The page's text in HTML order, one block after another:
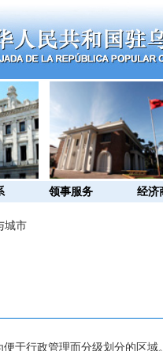
领事服务 经济
城市
行政管理而分级划分的区域